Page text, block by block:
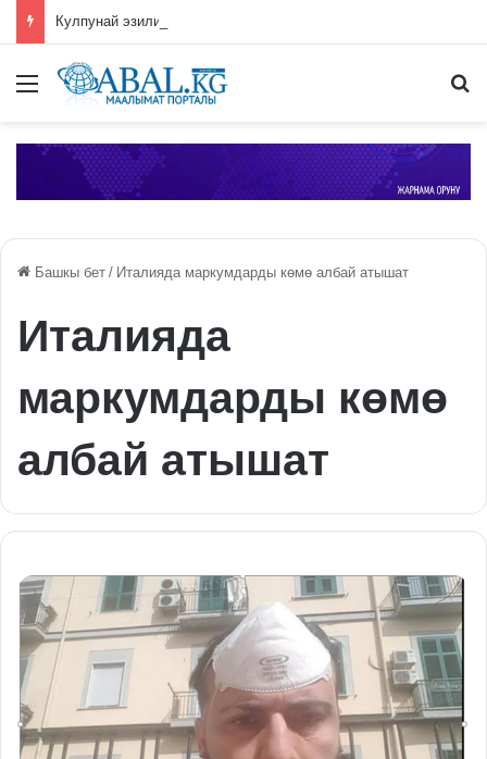
Меню
Башкы бет / Италияда маркумдарды көмө албай атышат
Италияда
маркумдарды көмө
албай атышат